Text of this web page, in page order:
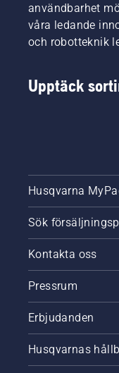
användbarhet
våra ledande
och robotteknik
Upptäck
Husqvarna
Sök
Kontakta oss
Pressrum
Erbjudanden
Husqvarnas